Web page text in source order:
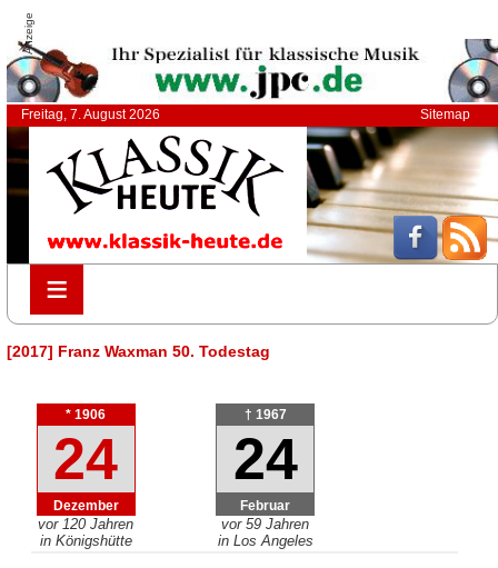
Anzeige
Freitag, 7. August 2026 Sitemap
≡
≡
[2017] Franz Waxman 50. Todestag
* 1906
24
Dezember
vor 120 Jahren
in Königshütte
† 1967
24
Februar
vor 59 Jahren
in Los Angeles